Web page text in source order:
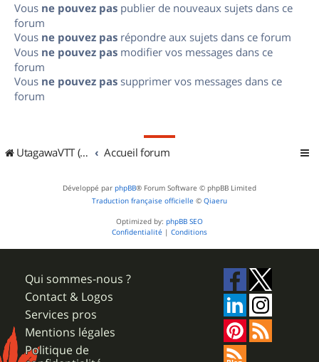
Vous ne pouvez pas publier de nouveaux sujets dans ce
forum
Vous ne pouvez pas répondre aux sujets dans ce forum
Vous ne pouvez pas modifier vos messages dans ce
forum
Vous ne pouvez pas supprimer vos messages dans ce
forum
UtagawaVTT (Randos VTT et VTTAE avec traces GPS) Accueil forum
Développé par phpBB® Forum Software © phpBB Limited
Traduction française officielle © Qiaeru
Optimized by: phpBB SEO
Confidentialité | Conditions
Qui sommes-nous ?
Contact & Logos
Services pros
Mentions légales
Politique de